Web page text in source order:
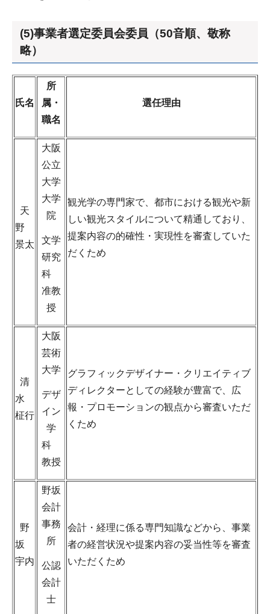
(5)事業者選定委員会委員（50音順、敬称
略）
氏名
所
属・
職名
選任理由
天
野
景太
大阪
公立
大学
大学
院
文学
研究
科
准教
授
観光学の専門家で、都市における観光や新
しい観光スタイルについて精通しており、
提案内容の的確性・実現性を審査していた
だくため
清
水
柾行
大阪
芸術
大学
デザ
イン
学
科
教授
グラフィックデザイナー・クリエイティブ
ディレクターとしての経験が豊富で、広
報・プロモーションの観点から審査いただ
くため
野
坂
宇内
野坂
会計
事務
所
公認
会計
士
会計・経理に係る専門知識などから、事業
者の経営状況や提案内容の妥当性等を審査
いただくため